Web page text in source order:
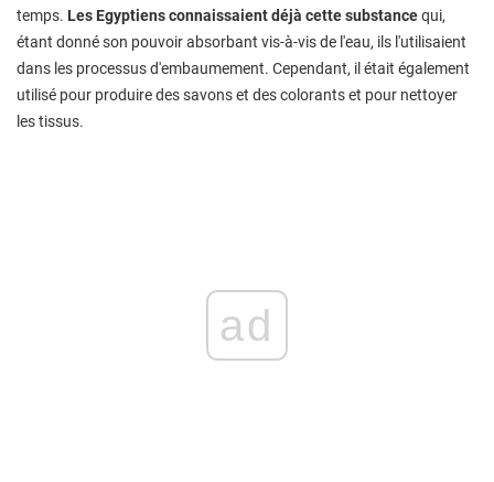
temps. Les Egyptiens connaissaient déjà cette substancequi,
étant donné son pouvoir absorbant vis-à-vis de l'eau, ils l'utilisaient
dans les processus d'embaumement. Cependant, il était également
utilisé pour produire des savons et des colorants et pour nettoyer
les tissus.
ad